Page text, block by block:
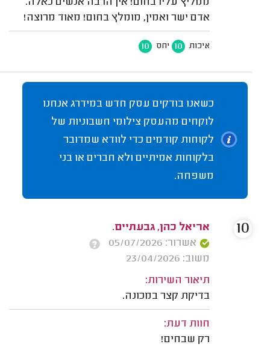
ממליץ עליו בחום! אין הרבה אנשים כאלה.
אדם ישר ואמין, מומלץ בחום! מאוד מרוצה!
איכות 10 יחס 10
כשאנו בודקים עסק חדש במידרג אנחנו
לוקחים מהעסק צילומי חשבוניות של
לקוחות קודמים כדי לוודא שמדובר
בלקוחות אמיתיים ולא חברים או בני
משפחה.
אריאל כהן, גבעתיים.
אשרור: 05/07/2026
משוב: 23/04/2026
תיאור השירות:
בדיקת קצר במכונה.
חוות דעת:
רק שבחים!
10